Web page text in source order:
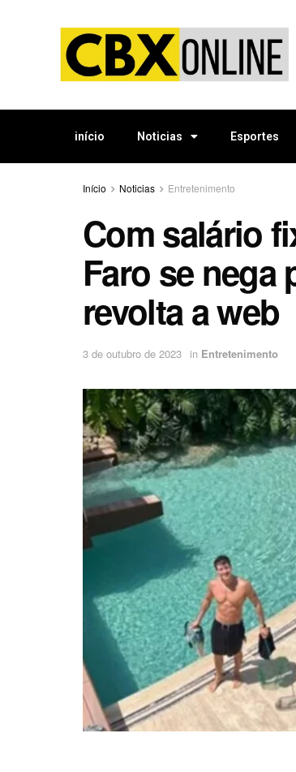
início Noticias Esportes
Início Noticias Entretenimento
Com salário
Faro se nega
revolta a web
3 de outubro de 2023 in Entretenimento